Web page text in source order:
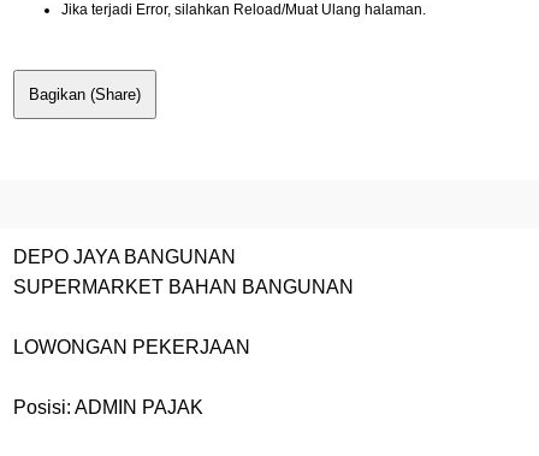
Jika terjadi Error, silahkan Reload/Muat Ulang halaman.
Bagikan (Share)
DEPO JAYA BANGUNAN
SUPERMARKET BAHAN BANGUNAN
LOWONGAN PEKERJAAN
Posisi: ADMIN PAJAK